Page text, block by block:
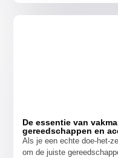
De essentie van
gereedschappen en
Als je een echte doe-het-
om de juiste